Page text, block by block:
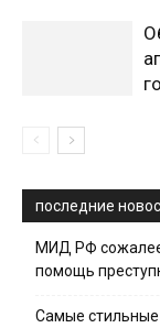
последние
МИД РФ
помощь
Самые